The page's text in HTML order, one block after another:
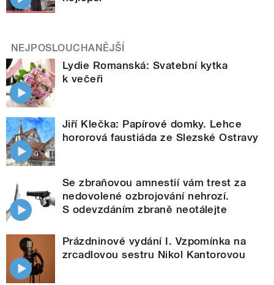
NEJPOSLOUCHANĚJŠÍ
Lydie Romanská: Svatební kytka
k večeři
Jiří Klečka: Papírové domky. Lehce
hororová faustiáda ze Slezské Ostravy
Se zbraňovou amnestií vám trest za
nedovolené ozbrojování nehrozí.
S odevzdáním zbraně neotálejte
Prázdninové vydání I. Vzpomínka na
zrcadlovou sestru Nikol Kantorovou